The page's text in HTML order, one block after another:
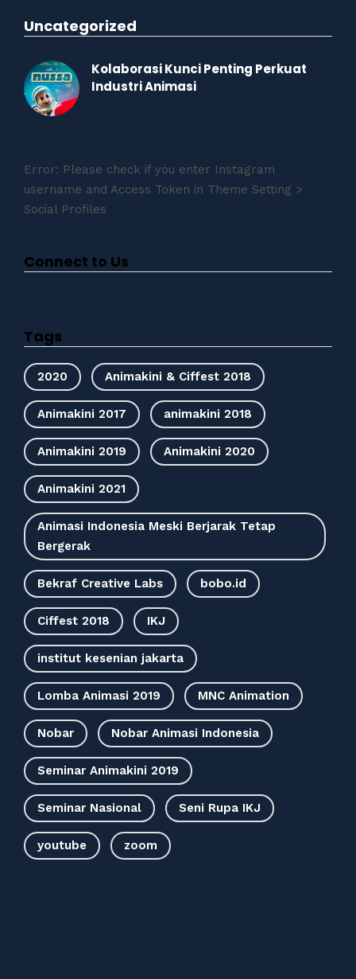
Uncategorized
Kolaborasi Kunci Penting Perkuat
Industri Animasi
Error: Please check if you enter Instagram
username and Access Token in Theme Setting >
Social Profiles
Connect to Us
Tags
2020 Animakini & Ciffest 2018
Animakini 2017 animakini 2018
Animakini 2019 Animakini 2020
Animakini 2021
Animasi Indonesia Meski Berjarak Tetap
Bergerak
Bekraf Creative Labs bobo.id
Ciffest 2018 IKJ
institut kesenian jakarta
Lomba Animasi 2019 MNC Animation
Nobar Nobar Animasi Indonesia
Seminar Animakini 2019
Seminar Nasional Seni Rupa IKJ
youtube zoom